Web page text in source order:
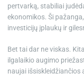
pertvarką, stabiliai
ekonomikos. Ši
investicijų įplaukų ir
Bet tai dar ne viskas.
ilgalaikio augimo
naujai